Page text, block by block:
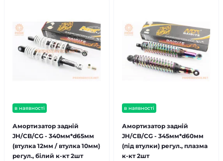
в наявності
Амортизатор задній
JH/CB/CG - 340мм*d65мм
(втулка 12мм / втулка 10мм)
регул., білий к-кт 2шт
в наявності
Амортизатор задній
JH/CB/CG - 345мм*d60мм
(під втулки) регул., плазма
к-кт 2шт